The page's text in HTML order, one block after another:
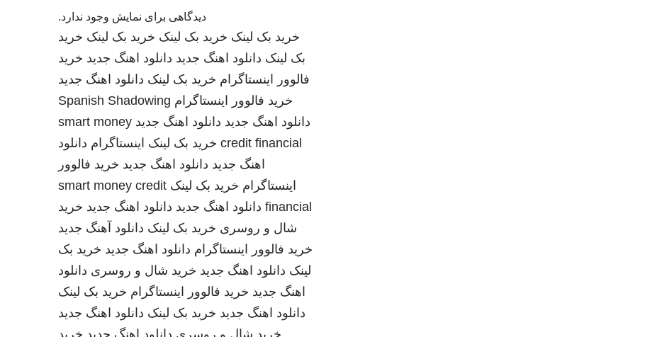
دیدگاهی برای نمایش وجود ندارد.
خرید بک لینک خرید بک لینک خرید بک لینک خرید
بک لینک دانلود اهنگ جدید دانلود اهنگ جدید خرید
فالوور اینستاگرام خرید بک لینک دانلود اهنگ جدید
خرید فالوور اینستاگرام Spanish Shadowing
دانلود اهنگ جدید دانلود اهنگ جدید smart money
credit financial خرید بک لینک اینستاگرام دانلود
اهنگ جدید دانلود اهنگ جدید خرید فالوور
اینستاگرام خرید بک لینک smart money credit
financial دانلود اهنگ جدید دانلود اهنگ جدید خرید
شال و روسری خرید بک لینک دانلود آهنگ جدید
خرید فالوور اینستاگرام دانلود اهنگ جدید خرید بک
لینک دانلود اهنگ جدید خرید شال و روسری دانلود
اهنگ جدید خرید فالوور اینستاگرام خرید بک لینک
دانلود اهنگ جدید خرید بک لینک دانلود اهنگ جدید
خرید شال و روسری دانلود اهنگ جدید خرید